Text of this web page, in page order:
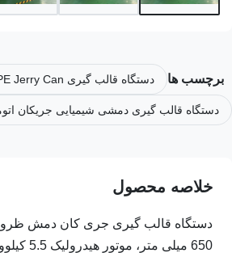
برچسب ها دستگاه قالب گیری HDPE Jerry Can,ماشین هایبرید شیمیایی جریکان,ماشین قالب گیری جیری می تواند 60 کیلوگرم در ساعت
دستگاه قالب گیری دمشی شیمیایی جریکان
خلاصه محصول